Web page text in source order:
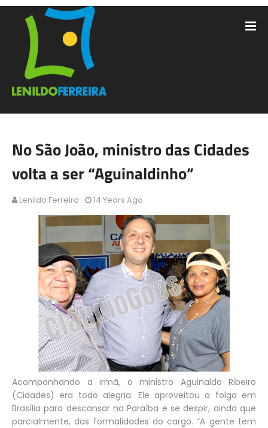
No São João, ministro das Cidades
volta a ser “Aguinaldinho”
Lenildo Ferreira 14 Years Ago
Acompanhando a irmã, o ministro Aguinaldo Ribeiro
(Cidades) era todo alegria. Ele aproveitou a folga em
Brasília para descansar na Paraíba e se despir, ainda que
parcialmente, das formalidades do cargo. “A gente tem